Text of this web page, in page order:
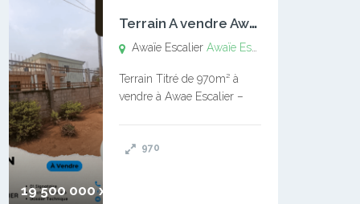
19 500 000 xaf
T
errain A vendre Awaïe Escalier
Awaïe EscalierAwaïe Escalier
Terrain Titré de 970m² à
vendre à Awae Escalier –
l’Université Catholique –
970